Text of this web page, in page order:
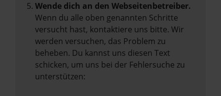
Wende dich an den Webseitenbetreiber.
Wenn du alle oben genannten Schritte
versucht hast, kontaktiere uns bitte. Wir
werden versuchen, das Problem zu
beheben. Du kannst uns diesen Text
schicken, um uns bei der Fehlersuche zu
unterstützen: